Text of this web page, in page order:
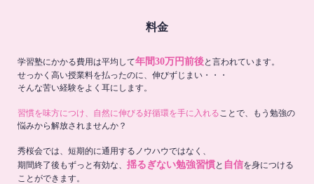
料金
学習塾にかかる費用は平均して年間30万円前後と言われています。
せっかく高い授業料を払ったのに、伸びずじまい・・・
そんな苦い経験をよく耳にします。
習慣を味方につけ、自然に伸びる好循環を手に入れる ことで、もう勉強の
悩みから解放されませんか？
秀桜会では、短期的に通用するノウハウではなく、
期間終了後もずっと有効な、 揺るぎない勉強習慣と 自信を身につける
ことができます。